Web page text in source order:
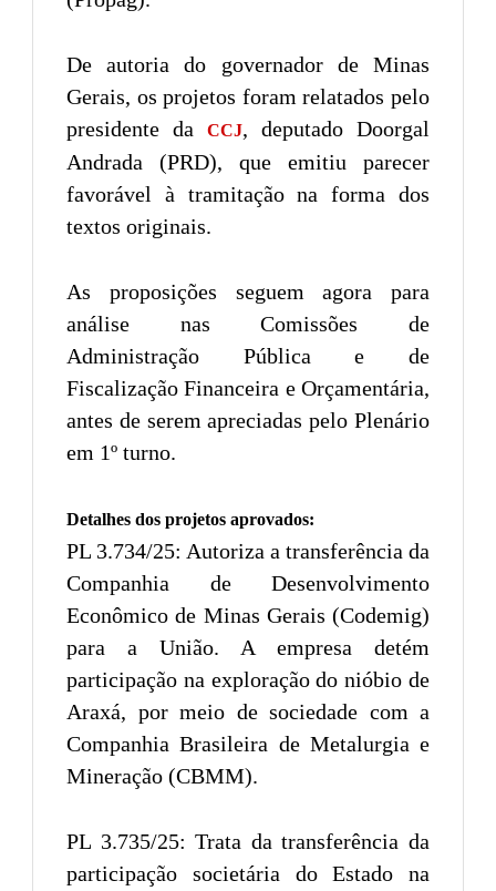
De autoria do governador de Minas
Gerais, os projetos foram relatados pelo
presidente da CCJ, deputado Doorgal
Andrada (PRD), que emitiu parecer
favorável à tramitação na forma dos
textos originais.
As proposições seguem agora para
análise nas Comissões de
Administração Pública e de
Fiscalização Financeira e Orçamentária,
antes de serem apreciadas pelo Plenário
em 1º turno.
Detalhes dos projetos aprovados:
PL 3.734/25: Autoriza a transferência da
Companhia de Desenvolvimento
Econômico de Minas Gerais (Codemig)
para a União. A empresa detém
participação na exploração do nióbio de
Araxá, por meio de sociedade com a
Companhia Brasileira de Metalurgia e
Mineração (CBMM).
PL 3.735/25: Trata da transferência da
participação societária do Estado na